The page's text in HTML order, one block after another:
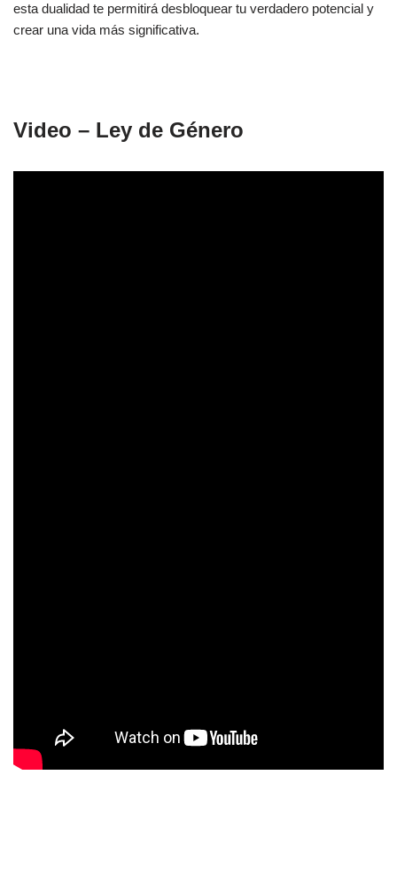
esta dualidad te permitirá desbloquear tu verdadero potencial y
crear una vida más significativa.
Video – Ley de Género